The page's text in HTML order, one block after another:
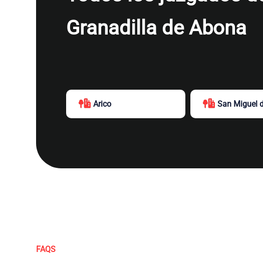
Granadilla de Abona
Arico San Miguel
FAQS